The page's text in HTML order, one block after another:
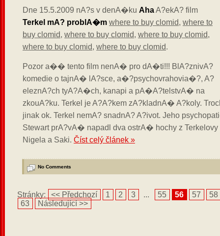
Dne 15.5.2009 nA?s v denA�ku AhaA?ekA? film
Terkel mA? problA�m where to buy clomid, where to
buy clomid, where to buy clomid, where to buy clomid,
where to buy clomid, where to buy clomid.
Pozor a�� tento film nenA� pro dA�ti!!! BlA?znivA?
komedie o tajnA� lA?sce, a�?psychovrahovia�?, A?
eleznA?ch tyA?A�ch, kanapi a pA�A?telstvA� na
zkouA?ku. Terkel je A?A?kem zA?kladnA� A?koly.
jinak ok. Terkel nemA? snadnA? A?ivot. Jeho
Stewart prA?vA� napadl dva ostrA� hochy z
Nigela a Saki. Číst celý článek »
No Comments
Stránky: << Předchozí 1 2 3 ... 55 56 57
58
63
Následující >>